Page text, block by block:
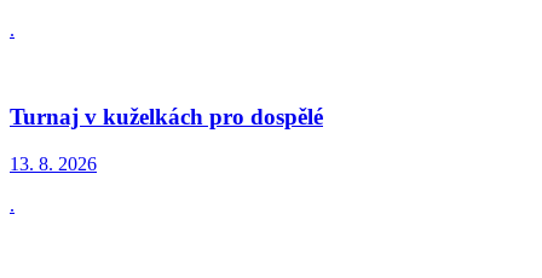
.
Turnaj v kuželkách pro dospělé
13. 8. 2026
.